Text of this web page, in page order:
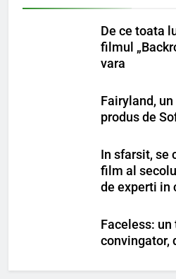
De ce toata
filmul
vara
Fairyland,
produs de
In sfarsit, se
film al
de experti in
Faceless:
convingator,